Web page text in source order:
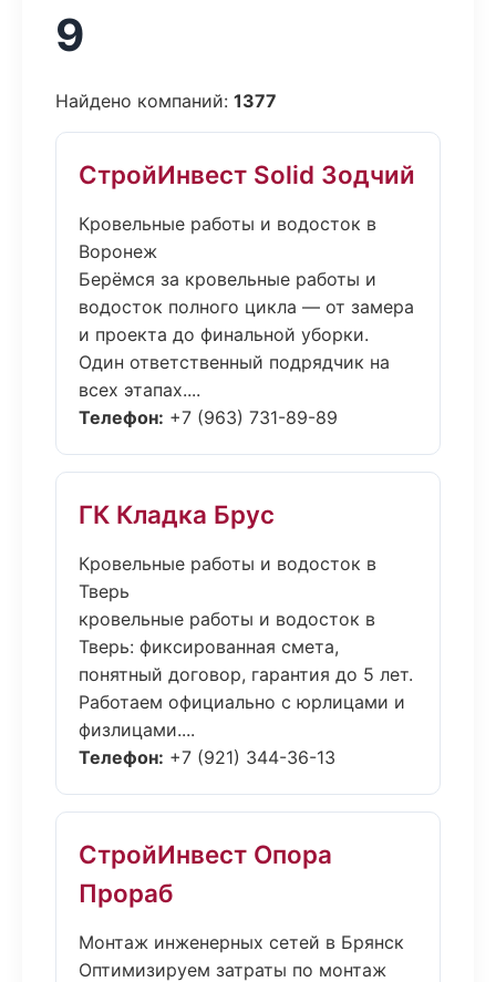
9
Найдено компаний: 1377
СтройИнвест Solid Зодчий
Кровельные работы и водосток в
Воронеж
Берёмся за кровельные работы и
водосток полного цикла — от замера
и проекта до финальной уборки.
Один ответственный подрядчик на
всех этапах....
Телефон: +7 (963) 731-89-89
ГК Кладка Брус
Кровельные работы и водосток в
Тверь
кровельные работы и водосток в
Тверь: фиксированная смета,
понятный договор, гарантия до 5 лет.
Работаем официально с юрлицами и
физлицами....
Телефон: +7 (921) 344-36-13
СтройИнвест Опора
Прораб
Монтаж инженерных сетей в Брянск
Оптимизируем затраты по монтаж